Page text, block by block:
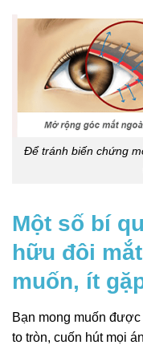
Để tránh biến chứng
Một số bí
hữu đôi
muốn, ít
Bạn mong muốn
to tròn, cuốn hút mọi